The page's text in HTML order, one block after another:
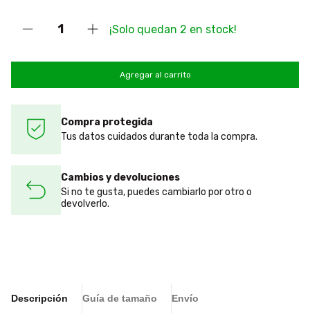
¡Solo quedan 2 en stock!
Compra protegida
Tus datos cuidados durante toda la compra.
Cambios y devoluciones
Si no te gusta, puedes cambiarlo por otro o
devolverlo.
Descripción Guía de tamaño Envío